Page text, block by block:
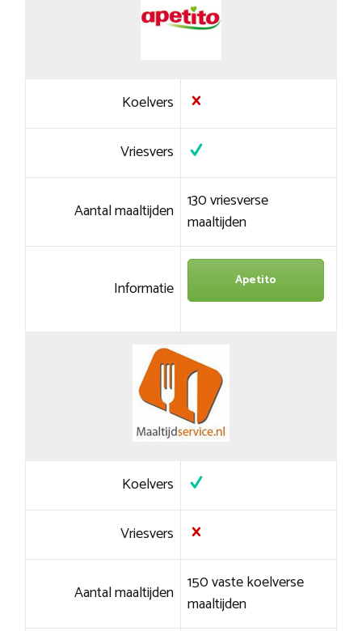
Koelvers
Vriesvers
Aantal maaltijden 130 vriesverse
maaltijden
Informatie Apetito
Koelvers
Vriesvers
Aantal maaltijden 150 vaste koelverse
maaltijden